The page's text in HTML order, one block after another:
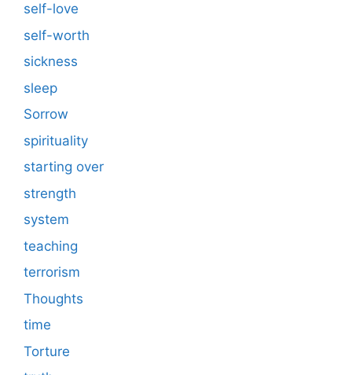
self-love
self-worth
sickness
sleep
Sorrow
spirituality
starting over
strength
system
teaching
terrorism
Thoughts
time
Torture